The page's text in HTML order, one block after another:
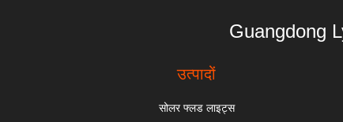
Guangdong
उत्पादों
सोलर फ्लड लाइट्स